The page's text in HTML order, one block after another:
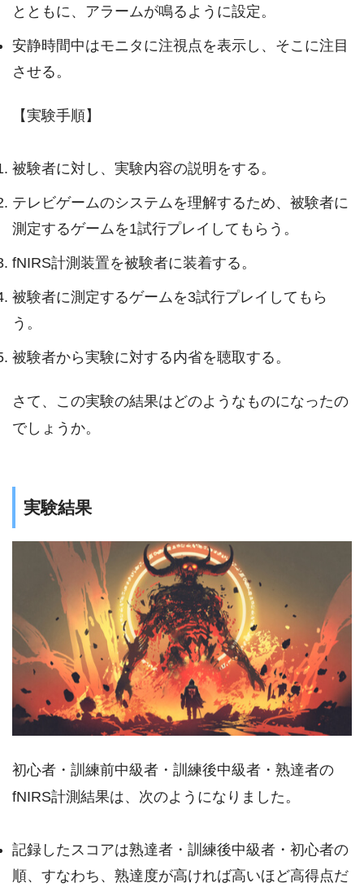
とともに、アラームが鳴るように設定。
安静時間中はモニタに注視点を表示し、そこに注目
させる。
【実験手順】
被験者に対し、実験内容の説明をする。
テレビゲームのシステムを理解するため、被験者に
測定するゲームを1試行プレイしてもらう。
fNIRS計測装置を被験者に装着する。
被験者に測定するゲームを3試行プレイしてもら
う。
被験者から実験に対する内省を聴取する。
さて、この実験の結果はどのようなものになったの
でしょうか。
実験結果
初心者・訓練前中級者・訓練後中級者・熟達者の
fNIRS計測結果は、次のようになりました。
記録したスコアは熟達者・訓練後中級者・初心者の
順、すなわち、熟達度が高ければ高いほど高得点だ